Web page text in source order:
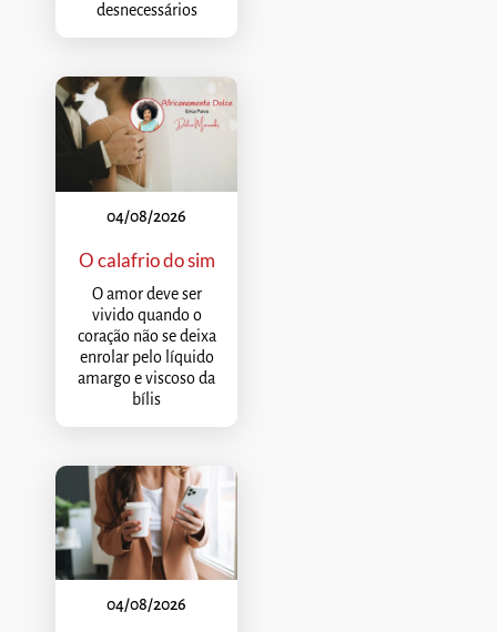
desnecessários
04/08/2026
O calafrio do sim
O amor deve ser
vivido quando o
coração não se deixa
enrolar pelo líquido
amargo e viscoso da
bílis
04/08/2026